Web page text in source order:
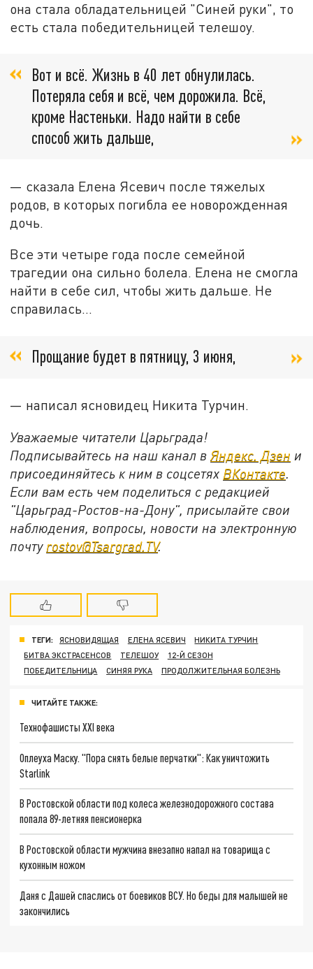
она стала обладательницей "Синей руки", то
есть стала победительницей телешоу.
Вот и всё. Жизнь в 40 лет обнулилась.
Потеряла себя и всё, чем дорожила. Всё,
кроме Настеньки. Надо найти в себе
способ жить дальше,
— сказала Елена Ясевич после тяжелых
родов, в которых погибла ее новорожденная
дочь.
Все эти четыре года после семейной
трагедии она сильно болела. Елена не смогла
найти в себе сил, чтобы жить дальше. Не
справилась…
Прощание будет в пятницу, 3 июня,
— написал ясновидец Никита Турчин.
Уважаемые читатели Царьграда!
Подписывайтесь на наш канал вЯндекс. Дзен и
присоединяйтесь к ним в соцсетях ВКонтакте.
Если вам есть чем поделиться с редакцией
"Царьград-Ростов-на-Дону", присылайте свои
наблюдения, вопросы, новости на электронную
почту rostov@Tsargrad.ТV.
ТЕГИ: ЯСНОВИДЯЩАЯ ЕЛЕНА ЯСЕВИЧ
НИКИТА ТУРЧИН
БИТВА ЭКСТРАСЕНСОВ
ТЕЛЕШОУ
12-Й СЕЗОН
ПОБЕДИТЕЛЬНИЦА
СИНЯЯ РУКА ПРОДОЛЖИТЕЛЬНАЯ БОЛЕЗНЬ
ЧИТАЙТЕ ТАКЖЕ:
Технофашисты XXI века
Оплеуха Маску. "Пора снять белые перчатки": Как уничтожить
Starlink
В Ростовской области под колеса железнодорожного состава
попала 89-летняя пенсионерка
В Ростовской области мужчина внезапно напал на товарища с
кухонным ножом
Даня с Дашей спаслись от боевиков ВСУ. Но беды для малышей не
закончились